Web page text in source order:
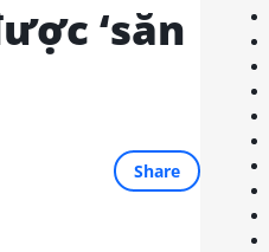
‘săn
Share